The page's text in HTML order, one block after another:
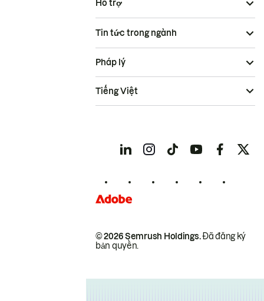
Hỗ trợ
Tin tức trong ngành
© 2026 Semrush Holdings.Đã đăng ký
bản quyền.
Pháp lý
Tiếng Việt